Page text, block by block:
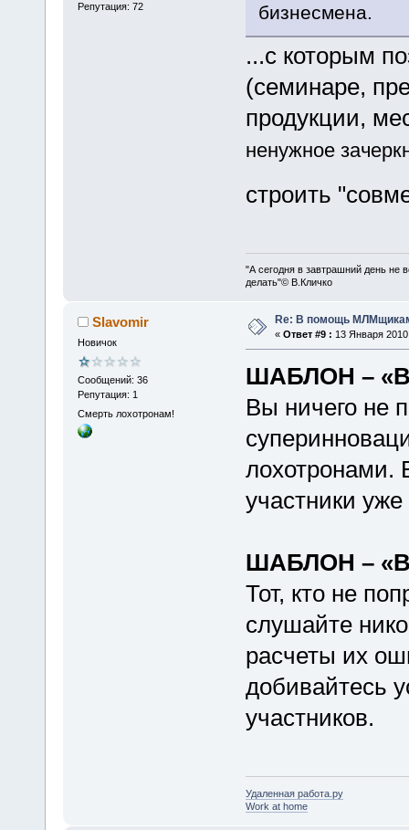
Репутация: 72
бизнесмена.
...с которым
(семинаре,
продукции,
ненужное
строить
"А сегодня в завтрашний день не
делать"© В.Кличко
Slavomir
Новичок
Сообщений: 36
Репутация: 1
Смерть лохотронам!
Re: В помощь
« Ответ #9 : 13 Января
ШАБЛОН –
Вы ничего не
лохотронами.
участники
ШАБЛОН –
Тот, кто не
слушайте
расчеты их
добивайтесь
участников.
Удаленная работа.ру
Work at home